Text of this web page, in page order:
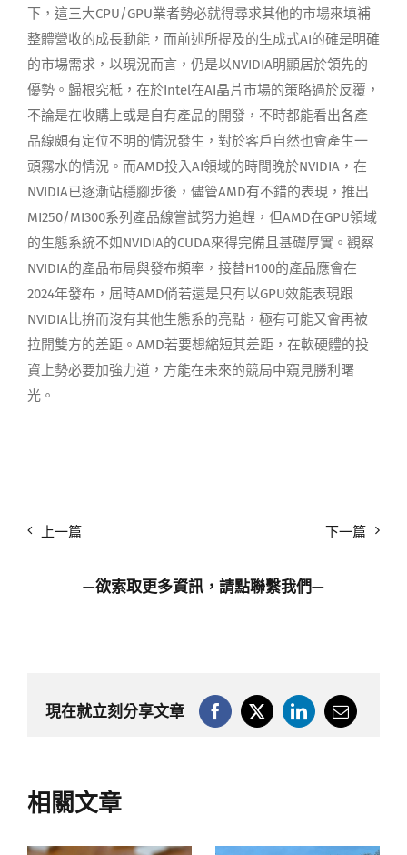
下，這三大CPU/GPU業者勢必就得尋求其他的市場來填補
整體營收的成長動能，而前述所提及的生成式AI的確是明確
的市場需求，以現況而言，仍是以NVIDIA明顯居於領先的
優勢。歸根究柢，在於Intel在AI晶片市場的策略過於反覆，
不論是在收購上或是自有產品的開發，不時都能看出各產
品線頗有定位不明的情況發生，對於客戶自然也會產生一
頭霧水的情況。而AMD投入AI領域的時間晚於NVIDIA，在
NVIDIA已逐漸站穩腳步後，儘管AMD有不錯的表現，推出
MI250/MI300系列產品線嘗試努力追趕，但AMD在GPU領域
的生態系統不如NVIDIA的CUDA來得完備且基礎厚實。觀察
NVIDIA的產品布局與發布頻率，接替H100的產品應會在
2024年發布，屆時AMD倘若還是只有以GPU效能表現跟
NVIDIA比拚而沒有其他生態系的亮點，極有可能又會再被
拉開雙方的差距。AMD若要想縮短其差距，在軟硬體的投
資上勢必要加強力道，方能在未來的競局中窺見勝利曙
光。
上一篇 下一篇
—欲索取更多資訊，請點聯繫我們—
現在就立刻分享文章
相關文章